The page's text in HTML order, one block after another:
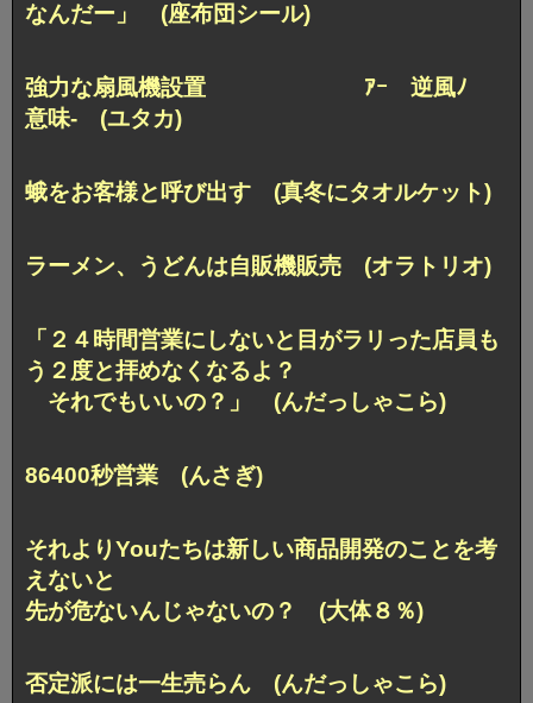
なんだー」 (座布団シール)
強力な扇風機設置 ｱｰ 逆風ﾉ
意味‐ (ユタカ)
蛾をお客様と呼び出す (真冬にタオルケット)
ラーメン、うどんは自販機販売 (オラトリオ)
「２４時間営業にしないと目がラリった店員も
う２度と拝めなくなるよ？
それでもいいの？」 (んだっしゃこら)
86400秒営業 (んさぎ)
それよりYouたちは新しい商品開発のことを考
えないと
先が危ないんじゃないの？ (大体８％)
否定派には一生売らん (んだっしゃこら)